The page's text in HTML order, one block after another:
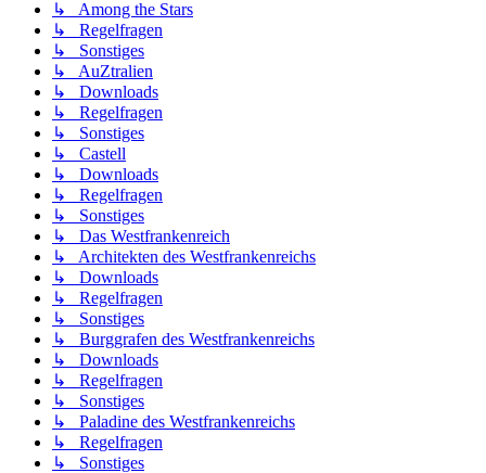
↳ Among the Stars
↳ Regelfragen
↳ Sonstiges
↳ AuZtralien
↳ Downloads
↳ Regelfragen
↳ Sonstiges
↳ Castell
↳ Downloads
↳ Regelfragen
↳ Sonstiges
↳ Das Westfrankenreich
↳ Architekten des Westfrankenreichs
↳ Downloads
↳ Regelfragen
↳ Sonstiges
↳ Burggrafen des Westfrankenreichs
↳ Downloads
↳ Regelfragen
↳ Sonstiges
↳ Paladine des Westfrankenreichs
↳ Regelfragen
↳ Sonstiges